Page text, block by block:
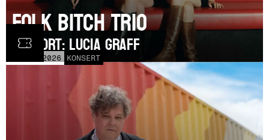
2026 KONSERT
Folk Bitch Trio
SUPPORT: Lucia Graff